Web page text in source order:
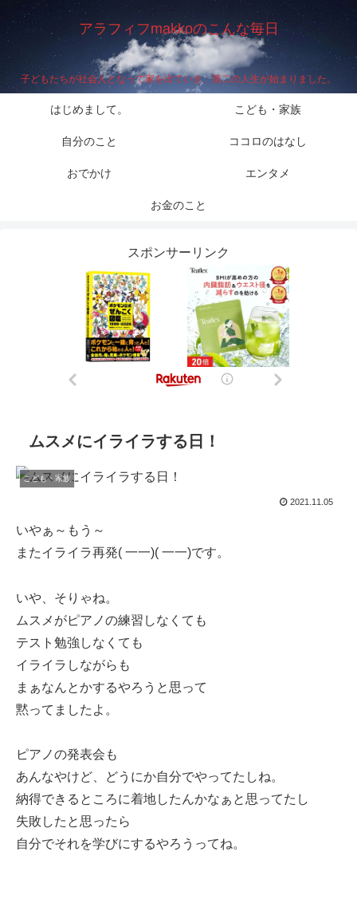
アラフィフmakkoのこんな毎日
子どもたちが社会人となって家を出ていき、第二の人生が始まりました。
はじめまして。 こども・家族
自分のこと ココロのはなし
おでかけ エンタメ
お金のこと
スポンサーリンク
ムスメにイライラする日！
こども・家族
2021.11.05
いやぁ～もう～
またイライラ再発( 一一)( 一一)です。
いや、そりゃね。
ムスメがピアノの練習しなくても
テスト勉強しなくても
イライラしながらも
まぁなんとかするやろうと思って
黙ってましたよ。
ピアノの発表会も
あんなやけど、どうにか自分でやってたしね。
納得できるところに着地したんかなぁと思ってたし
失敗したと思ったら
自分でそれを学びにするやろうってね。